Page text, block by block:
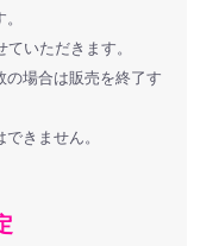
いただきます。
場合は販売を終了す
きません。